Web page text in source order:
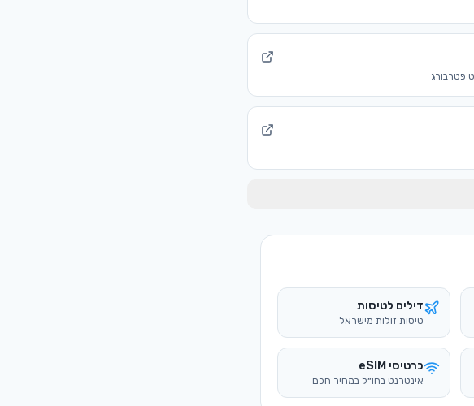
פטרבורג
דילים לטיסות
טיסות זולות מישראל
כרטיסי eSIM
אינטרנט בחו״ל במחיר חכם